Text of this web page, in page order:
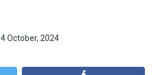
October, 2024